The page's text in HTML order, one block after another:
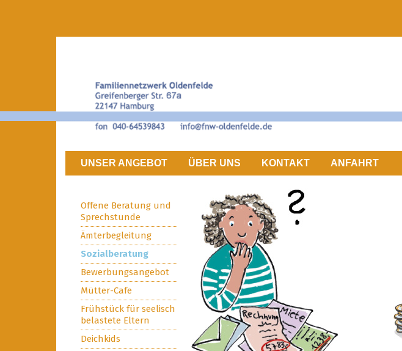
UNSER ANGEBOT ÜBER UNS KONTAKT ANFAHRT
Offene Beratung und
Sprechstunde
Ämterbegleitung
Sozialberatung
Bewerbungsangebot
Mütter-Cafe
Frühstück für seelisch
belastete Eltern
Deichkids